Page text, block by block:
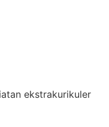
ekstrakurikuler